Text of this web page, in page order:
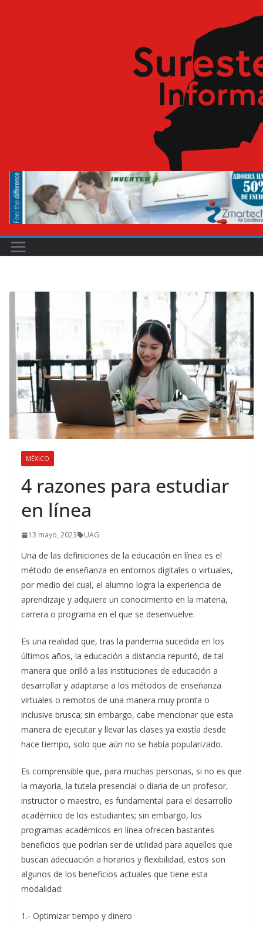
MÉXICO
4 razones para estudiar
en línea
13 mayo, 2023 UAG
Una de las definiciones de la educación en línea es el
método de enseñanza en entornos digitales o virtuales,
por medio del cual, el alumno logra la experiencia de
aprendizaje y adquiere un conocimiento en la materia,
carrera o programa en el que se desenvuelve.
Es una realidad que, tras la pandemia sucedida en los
últimos años, la educación a distancia repuntó, de tal
manera que orilló a las instituciones de educación a
desarrollar y adaptarse a los métodos de enseñanza
virtuales o remotos de una manera muy pronta o
inclusive brusca; sin embargo, cabe mencionar que esta
manera de ejecutar y llevar las clases ya existía desde
hace tiempo, solo que aún no se había popularizado.
Es comprensible que, para muchas personas, si no es que
la mayoría, la tutela presencial o diaria de un profesor,
instructor o maestro, es fundamental para el desarrollo
académico de los estudiantes; sin embargo, los
programas académicos en línea ofrecen bastantes
beneficios que podrían ser de utilidad para aquellos que
buscan adecuación a horarios y flexibilidad, estos son
algunos de los beneficios actuales que tiene esta
modalidad:
1.- Optimizar tiempo y dinero